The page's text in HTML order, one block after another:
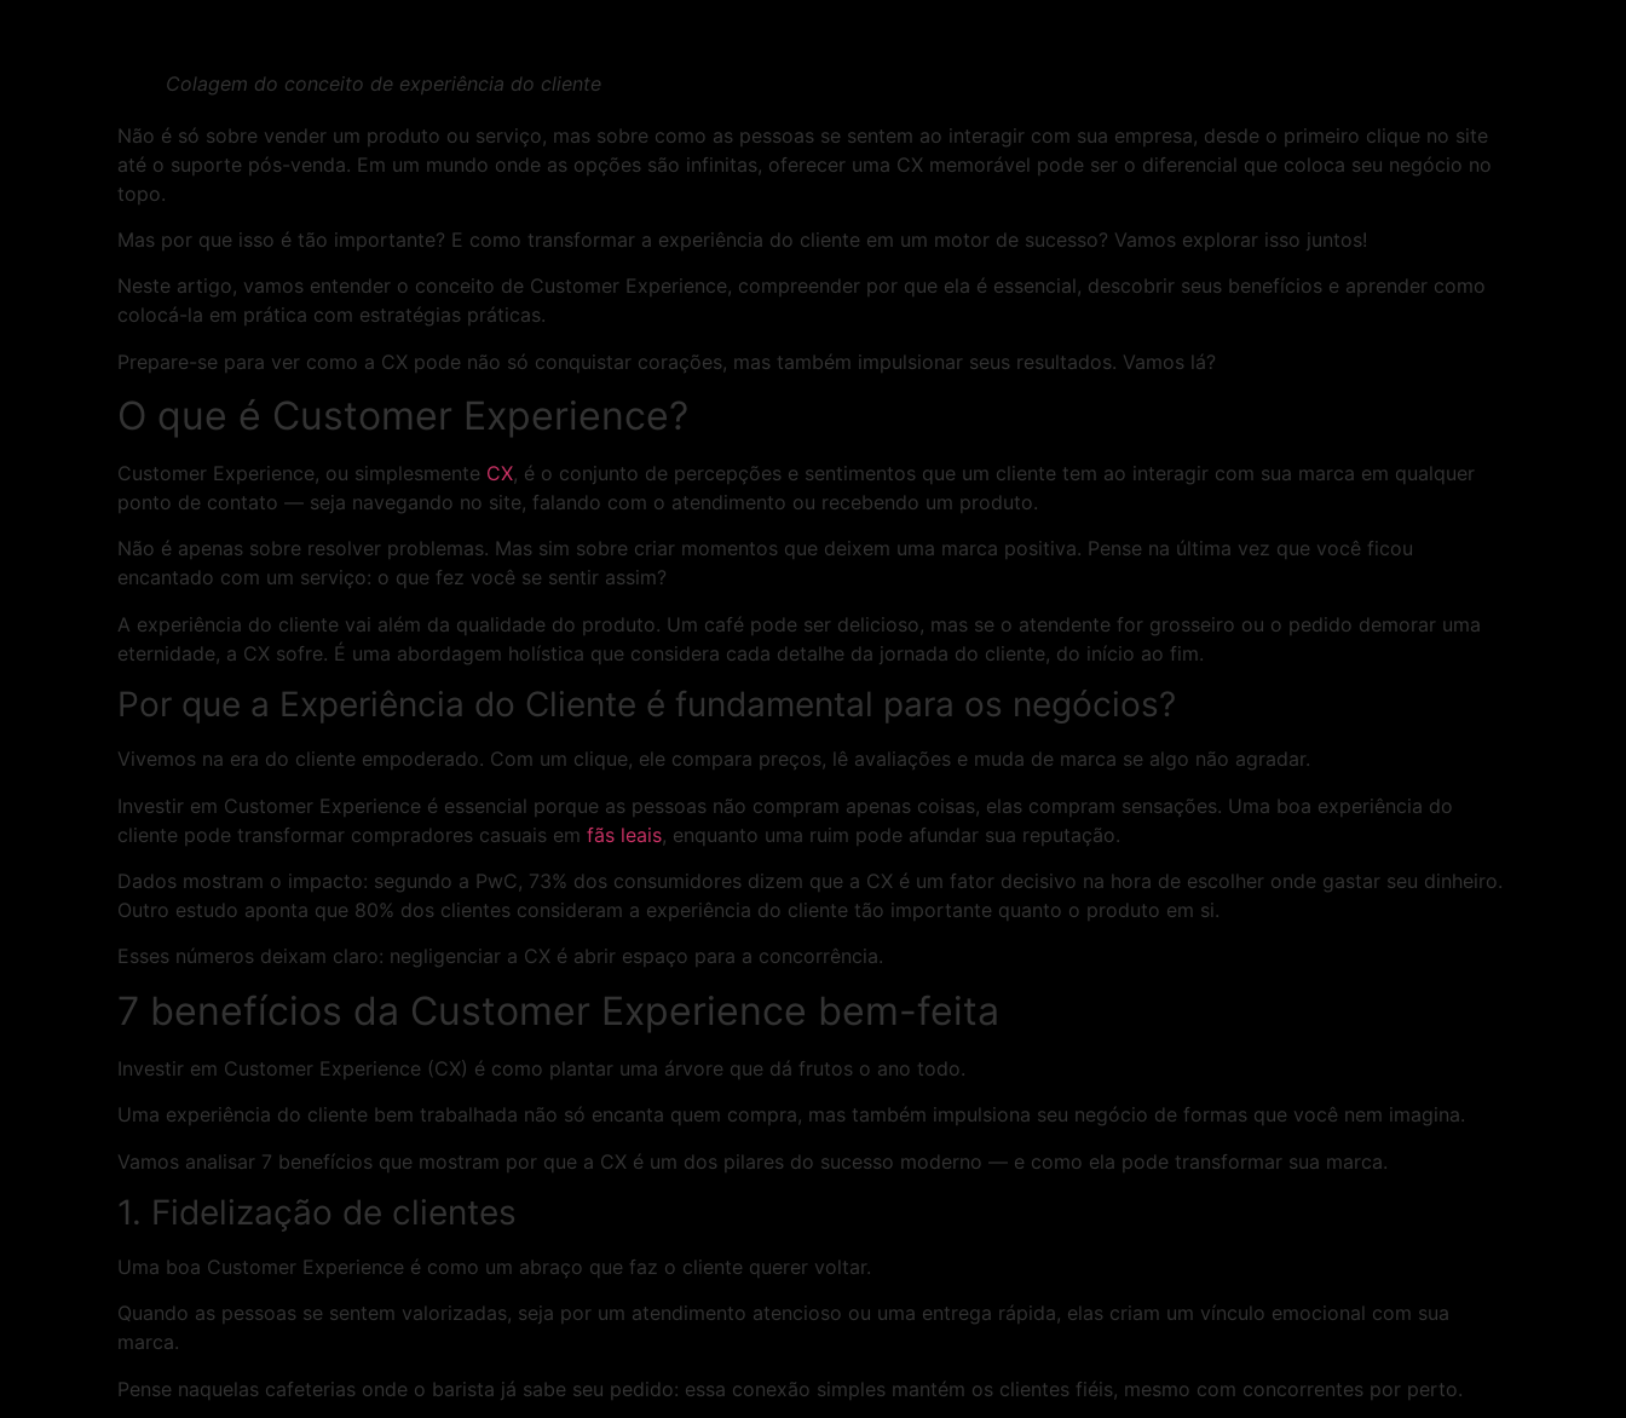
Colagem do conceito de experiência do cliente
Não é só sobre vender um produto ou serviço, mas sobre como as pessoas se sentem ao interagir com sua empresa, desde o primeiro clique no site
até o suporte pós-venda. Em um mundo onde as opções são infinitas, oferecer uma CX memorável pode ser o diferencial que coloca seu negócio no
topo.
Mas por que isso é tão importante? E como transformar a experiência do cliente em um motor de sucesso? Vamos explorar isso juntos!
Neste artigo, vamos entender o conceito de Customer Experience, compreender por que ela é essencial, descobrir seus benefícios e aprender como
colocá-la em prática com estratégias práticas.
Prepare-se para ver como a CX pode não só conquistar corações, mas também impulsionar seus resultados. Vamos lá?
O que é Customer Experience?
Customer Experience, ou simplesmente CX, é o conjunto de percepções e sentimentos que um cliente tem ao interagir com sua marca em qualquer
ponto de contato — seja navegando no site, falando com o atendimento ou recebendo um produto.
Não é apenas sobre resolver problemas. Mas sim sobre criar momentos que deixem uma marca positiva. Pense na última vez que você ficou
encantado com um serviço: o que fez você se sentir assim?
A experiência do cliente vai além da qualidade do produto. Um café pode ser delicioso, mas se o atendente for grosseiro ou o pedido demorar uma
eternidade, a CX sofre. É uma abordagem holística que considera cada detalhe da jornada do cliente, do início ao fim.
Por que a Experiência do Cliente é fundamental para os negócios?
Vivemos na era do cliente empoderado. Com um clique, ele compara preços, lê avaliações e muda de marca se algo não agradar.
Investir em Customer Experience é essencial porque as pessoas não compram apenas coisas, elas compram sensações. Uma boa experiência do
cliente pode transformar compradores casuais em fãs leais, enquanto uma ruim pode afundar sua reputação.
Dados mostram o impacto: segundo a PwC, 73% dos consumidores dizem que a CX é um fator decisivo na hora de escolher onde gastar seu dinheiro.
Outro estudo aponta que 80% dos clientes consideram a experiência do cliente tão importante quanto o produto em si.
Esses números deixam claro: negligenciar a CX é abrir espaço para a concorrência.
7 benefícios da Customer Experience bem-feita
Investir em Customer Experience (CX) é como plantar uma árvore que dá frutos o ano todo.
Uma experiência do cliente bem trabalhada não só encanta quem compra, mas também impulsiona seu negócio de formas que você nem imagina.
Vamos analisar 7 benefícios que mostram por que a CX é um dos pilares do sucesso moderno — e como ela pode transformar sua marca.
1. Fidelização de clientes
Uma boa Customer Experience é como um abraço que faz o cliente querer voltar.
Quando as pessoas se sentem valorizadas, seja por um atendimento atencioso ou uma entrega rápida, elas criam um vínculo emocional com sua
marca.
Pense naquelas cafeterias onde o barista já sabe seu pedido: essa conexão simples mantém os clientes fiéis, mesmo com concorrentes por perto.